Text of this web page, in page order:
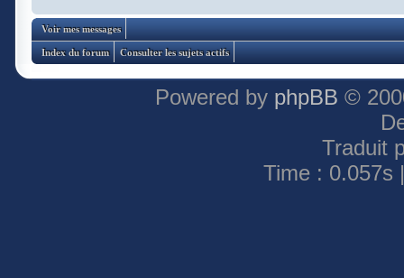
Voir mes messages
Index du forum Consulter les sujets actifs
Powered by phpBB ©
Traduit
Time : 0.057s